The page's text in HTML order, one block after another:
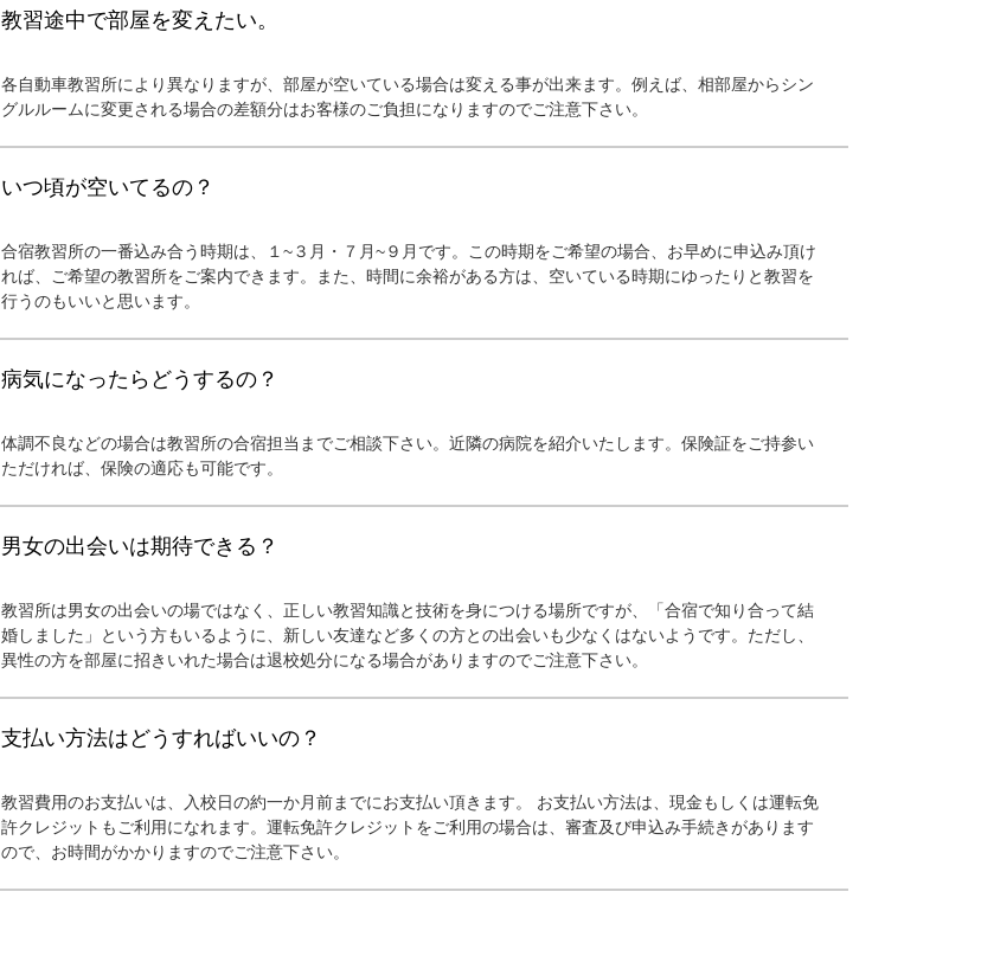
教習途中で部屋を変えたい。
各自動車教習所により異なりますが、部屋が空いている場合は変える事が出来ます。例えば、相部屋からシン
グルルームに変更される場合の差額分はお客様のご負担になりますのでご注意下さい。
いつ頃が空いてるの？
合宿教習所の一番込み合う時期は、１~３月・７月~９月です。この時期をご希望の場合、お早めに申込み頂け
れば、ご希望の教習所をご案内できます。また、時間に余裕がある方は、空いている時期にゆったりと教習を
行うのもいいと思います。
病気になったらどうするの？
体調不良などの場合は教習所の合宿担当までご相談下さい。近隣の病院を紹介いたします。保険証をご持参い
ただければ、保険の適応も可能です。
男女の出会いは期待できる？
教習所は男女の出会いの場ではなく、正しい教習知識と技術を身につける場所ですが、「合宿で知り合って結
婚しました」という方もいるように、新しい友達など多くの方との出会いも少なくはないようです。ただし、
異性の方を部屋に招きいれた場合は退校処分になる場合がありますのでご注意下さい。
支払い方法はどうすればいいの？
教習費用のお支払いは、入校日の約一か月前までにお支払い頂きます。 お支払い方法は、現金もしくは運転免
許クレジットもご利用になれます。運転免許クレジットをご利用の場合は、審査及び申込み手続きがあります
ので、お時間がかかりますのでご注意下さい。